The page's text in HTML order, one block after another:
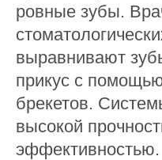
ровные зубы.
выравнивают
прикус с
брекетов.
высокой